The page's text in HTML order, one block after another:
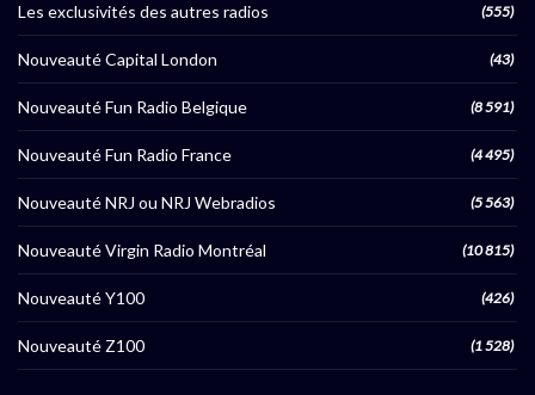
Les exclusivités des autres radios (555)
Nouveauté Capital London (43)
Nouveauté Fun Radio Belgique (8 591)
Nouveauté Fun Radio France (4 495)
Nouveauté NRJ ou NRJ Webradios (5 563)
Nouveauté Virgin Radio Montréal (10 815)
Nouveauté Y100 (426)
Nouveauté Z100 (1 528)